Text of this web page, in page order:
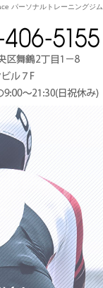
パーソナルトレーニングジム